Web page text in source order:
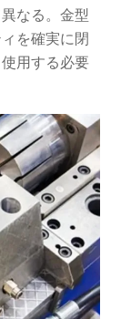
なる。金型
を確実に閉
用する必要